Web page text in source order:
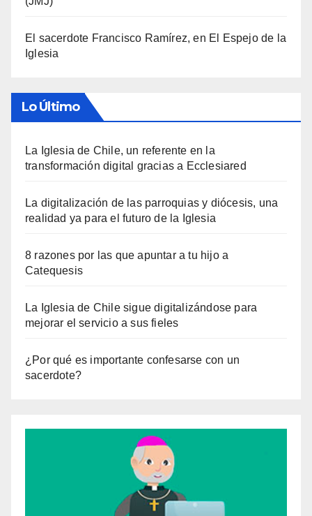
El sacerdote Francisco Ramírez, en El Espejo de la
Iglesia
Lo Último
La Iglesia de Chile, un referente en la
transformación digital gracias a Ecclesiared
La digitalización de las parroquias y diócesis, una
realidad ya para el futuro de la Iglesia
8 razones por las que apuntar a tu hijo a
Catequesis
La Iglesia de Chile sigue digitalizándose para
mejorar el servicio a sus fieles
¿Por qué es importante confesarse con un
sacerdote?